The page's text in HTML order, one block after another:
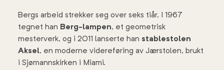
Bergs arbeid strekker seg over seks tiår. I 1967
tegnet han Berg-lampen, et geometrisk
mesterverk, og i 2011 lanserte han stablestolen
Aksel, en moderne videreføring av Jærstolen, brukt
i Sjømannskirken i Miami.